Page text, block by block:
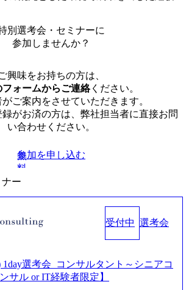
別選考会・セミナーに
参加しませんか？
興味をお持ちの方は、
フォームからご連絡ください。
ご案内をさせていただきます。
がお済の方は、弊社担当者に直接お問
い合わせください。
無
料
参加を申し込む
ー
受付中 選考会
1day選考会_コンサルタント～シニアコ
サル or IT経験者限定】